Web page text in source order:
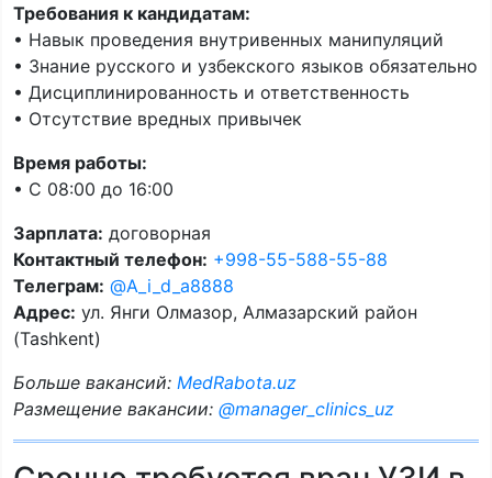
Требования к кандидатам:
• Навык проведения внутривенных манипуляций
• Знание русского и узбекского языков обязательно
• Дисциплинированность и ответственность
• Отсутствие вредных привычек
Время работы:
• С 08:00 до 16:00
Зарплата: договорная
Контактный телефон: +998-55-588-55-88
Телеграм: @A_i_d_a8888
Адрес: ул. Янги Олмазор, Алмазарский район
(Tashkent)
Больше вакансий: MedRabota.uz
Размещение вакансии: @manager_clinics_uz